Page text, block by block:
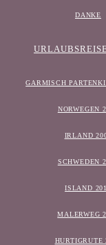
DANKE
GARMISCH
NORWEGEN
IRLAND
SCHWEDEN
ISLAND
MALERWEG
HURTIGRUTE